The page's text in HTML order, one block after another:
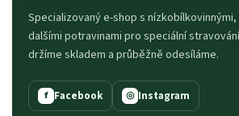
Specializovaný e-shop s
dalšími potravinami pro speciální
držíme skladem a průběžně odesíláme.
f Facebook ◎ Instagram